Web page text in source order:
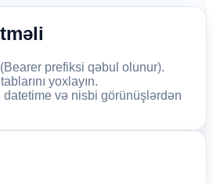
(Bearer prefiksi qəbul olunur).
yoxlayın.
datetime və nisbi görünüşlərdən